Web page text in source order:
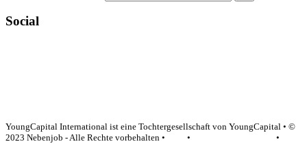
Social
YoungCapital International ist eine Tochtergesellschaft von YoungCapital • ©
2023 Nebenjob - Alle Rechte vorbehalten •
•
•